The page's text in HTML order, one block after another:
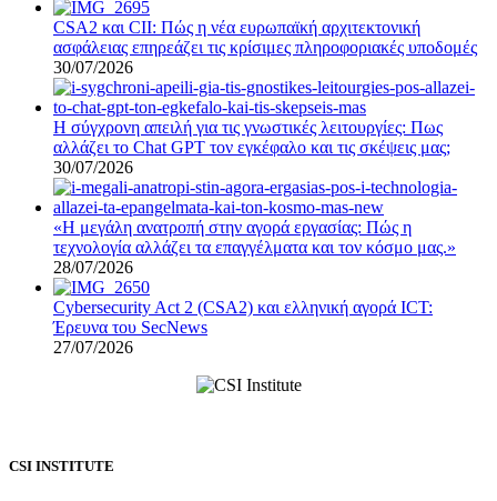
CSA2 και CII: Πώς η νέα ευρωπαϊκή αρχιτεκτονική
ασφάλειας επηρεάζει τις κρίσιμες πληροφοριακές υποδομές
30/07/2026
Η σύγχρονη απειλή για τις γνωστικές λειτουργίες: Πως
αλλάζει το Chat GPT τον εγκέφαλο και τις σκέψεις μας;
30/07/2026
«Η μεγάλη ανατροπή στην αγορά εργασίας: Πώς η
τεχνολογία αλλάζει τα επαγγέλματα και τον κόσμο μας.»
28/07/2026
Cybersecurity Act 2 (CSA2) και ελληνική αγορά ICT:
Έρευνα του SecNews
27/07/2026
CSI INSTITUTE